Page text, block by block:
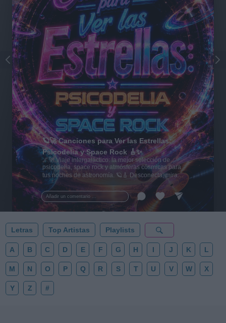
Añadir un comentario ...
🪐🚀 Canciones para Ver las Estrellas:
Psicodelia y Space Rock 🎸✨
🌌🚀 Viaje intergaláctico: la mejor selección de
psicodelia, space rock y atmósferas cósmicas para
tus noches de astronomía. 🪐🎸 Desconecta, mira
al firmamento y siente la gravedad cero. 💾 ¡Guarda
esta colección para tu próxima noche estrellada!
✨⭐
Letras Top Artistas Playlists
A B C D E F G H I J K L
M N O P Q R S T U V W X
Y Z #